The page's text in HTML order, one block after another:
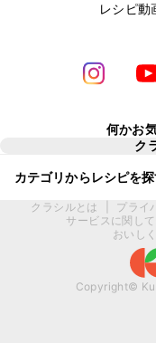
レシピ動
何かお
ク
カテゴリからレシピを
クラシルとは プライ
サービスに関し
おいし
Copyright©